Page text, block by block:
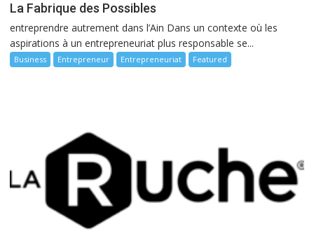
La Fabrique des Possibles
entreprendre autrement dans l’Ain Dans un contexte où les
aspirations à un entrepreneuriat plus responsable se...
Business Entrepreneur Entrepreneuriat Featured